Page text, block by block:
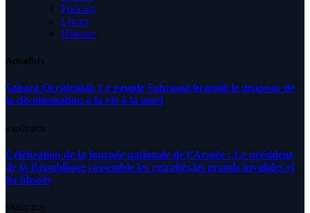
Podcast
Livres
Histoire
Actualités
Sahara Occidental: Le peuple Sahraoui brandit le drapeau de
la décolonisation à la vie à la mort
8 AOÛT 2026
Célébration de la journée nationale de l’Armée : Le président
de la République rassemble les retraités,les grands invalides et
les blessés
5 AOÛT 2026